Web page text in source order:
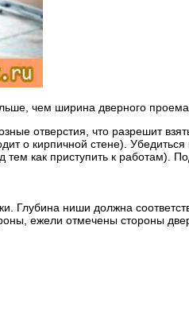
чем ширина дверного проема.
отверстия, что разрешит
о кирпичной стене).
как приступить к работам).
Глубина ниши должна
ежели отмечены стороны